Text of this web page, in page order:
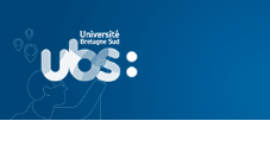
contenu
navigation
principale
footer